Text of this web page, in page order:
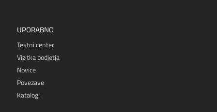
UPORABNO
Testni center
Vizitka podjetja
Novice
Povezave
Katalogi